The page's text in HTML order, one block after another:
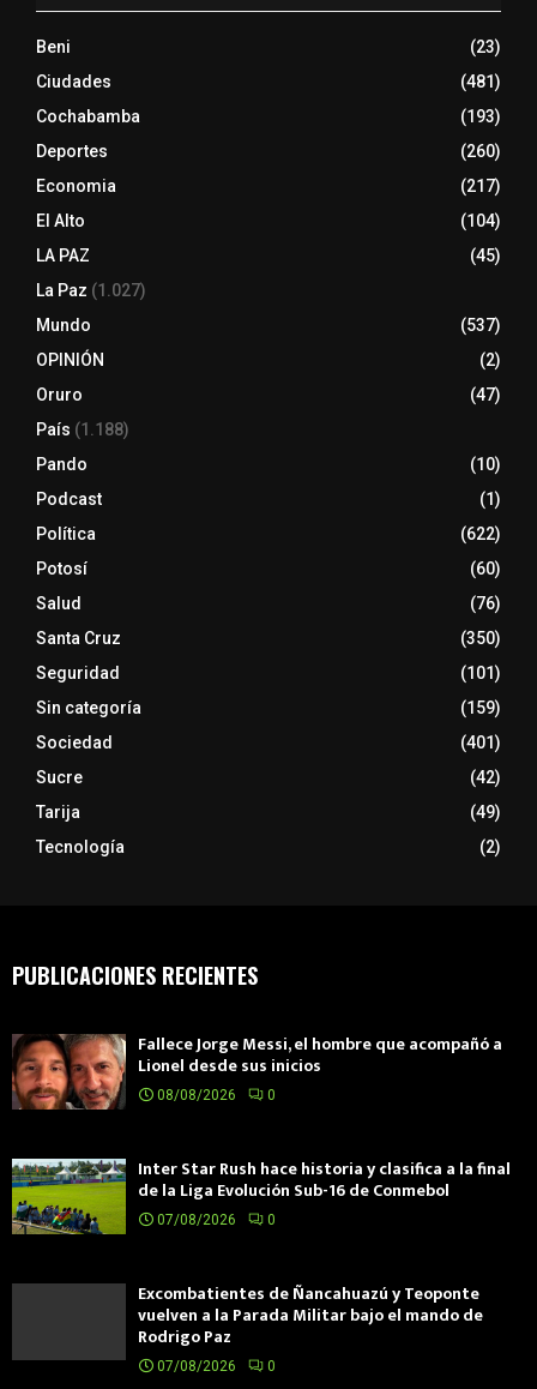
Beni
(23)
Ciudades
(481)
Cochabamba
(193)
Deportes
(260)
Economia
(217)
El Alto
(104)
LA PAZ
(45)
La Paz (1.027)
Mundo
(537)
OPINIÓN
(2)
Oruro
(47)
País (1.188)
Pando
(10)
Podcast
(1)
Política
(622)
Potosí
(60)
Salud
(76)
Santa Cruz
(350)
Seguridad
(101)
Sin categoría
(159)
Sociedad
(401)
Sucre
(42)
Tarija
(49)
Tecnología
(2)
PUBLICACIONES RECIENTES
Fallece Jorge Messi, el hombre que acompañó a
Lionel desde sus inicios
08/08/2026 0
Inter Star Rush hace historia y clasifica a la final
de la Liga Evolución Sub-16 de Conmebol
07/08/2026 0
Excombatientes de Ñancahuazú y Teoponte
vuelven a la Parada Militar bajo el mando de
Rodrigo Paz
07/08/2026 0